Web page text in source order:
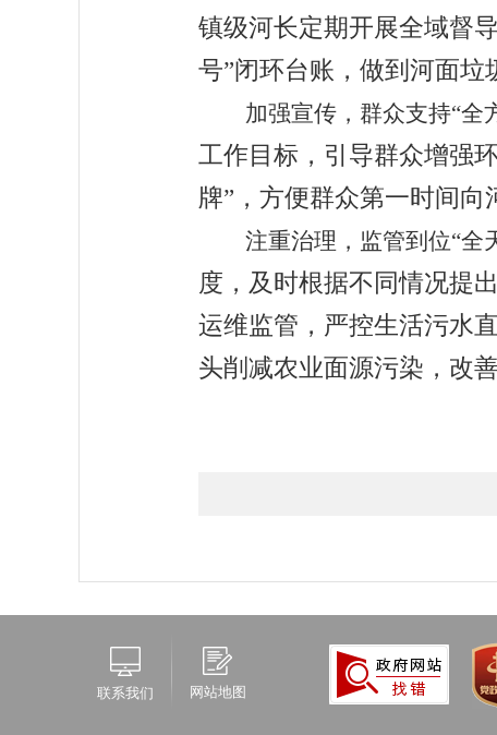
镇级河长定期开展全域督
号”闭环台账，做到河面垃
加强宣传，群众支持“全
工作目标，引导群众增强
牌” ，方便群众第一时间向
注重治理，监管到位“全
度，及时根据不同情况提
运维监管，严控生活污水
头削减农业面源污染 ， 改
联系我们 网站地图